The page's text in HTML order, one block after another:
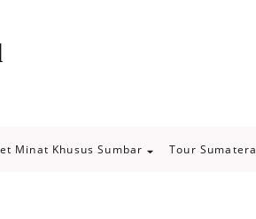
Minat Khusus Sumbar Tour Sumatera